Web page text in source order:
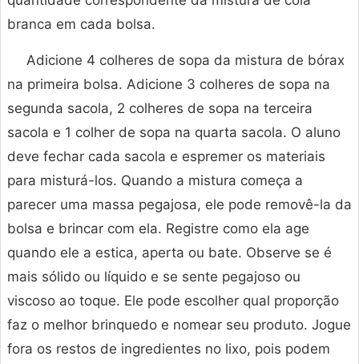
branca em cada bolsa.
Adicione 4 colheres de sopa da mistura de bórax
na primeira bolsa. Adicione 3 colheres de sopa na
segunda sacola, 2 colheres de sopa na terceira
sacola e 1 colher de sopa na quarta sacola. O aluno
deve fechar cada sacola e espremer os materiais
para misturá-los. Quando a mistura começa a
parecer uma massa pegajosa, ele pode removê-la da
bolsa e brincar com ela. Registre como ela age
quando ele a estica, aperta ou bate. Observe se é
mais sólido ou líquido e se sente pegajoso ou
viscoso ao toque. Ele pode escolher qual proporção
faz o melhor brinquedo e nomear seu produto. Jogue
fora os restos de ingredientes no lixo, pois podem